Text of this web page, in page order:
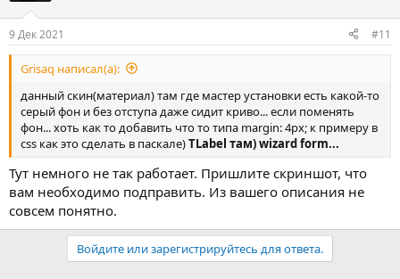
9 Дек 2021 #11
Grisaq написал(а):
данный скин(материал) там где мастер установки есть какой-то
серый фон и без отступа даже сидит криво... если поменять
фон... хоть как то добавить что то типа margin: 4px; к примеру в
css как это сделать в паскале)TLabel там) wizard form...
Тут немного не так работает. Пришлите скриншот, что
вам необходимо подправить. Из вашего описания не
совсем понятно.
Войдите или зарегистрируйтесь для ответа.